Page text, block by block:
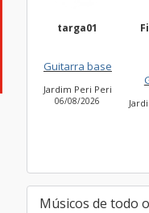
Filippi Fonseca
Jardim São Bento Novo
Músicos de todo